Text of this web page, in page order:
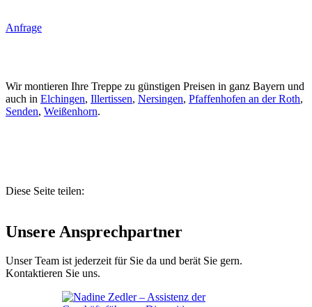
Anfrage
Wir montieren Ihre Treppe zu günstigen Preisen in ganz Bayern und
auch in Elchingen, Illertissen, Nersingen, Pfaffenhofen an der Roth,
Senden, Weißenhorn.
Diese Seite teilen:
Unsere Ansprechpartner
Unser Team ist jederzeit für Sie da und berät Sie gern.
Kontaktieren Sie uns.